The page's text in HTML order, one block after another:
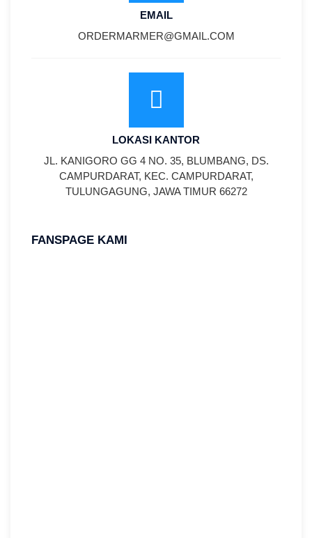
EMAIL
ORDERMARMER@GMAIL.COM
LOKASI KANTOR
JL. KANIGORO GG 4 NO. 35, BLUMBANG, DS.
CAMPURDARAT, KEC. CAMPURDARAT,
TULUNGAGUNG, JAWA TIMUR 66272
FANSPAGE KAMI